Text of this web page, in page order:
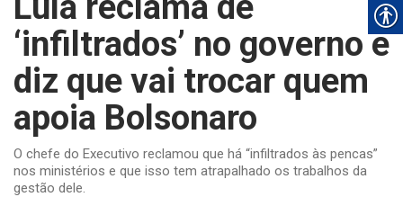
‘infiltrados’ no governo e
diz que vai trocar quem
apoia Bolsonaro
O chefe do Executivo reclamou que há “infiltrados às pencas”
nos ministérios e que isso tem atrapalhado os trabalhos da
gestão dele.